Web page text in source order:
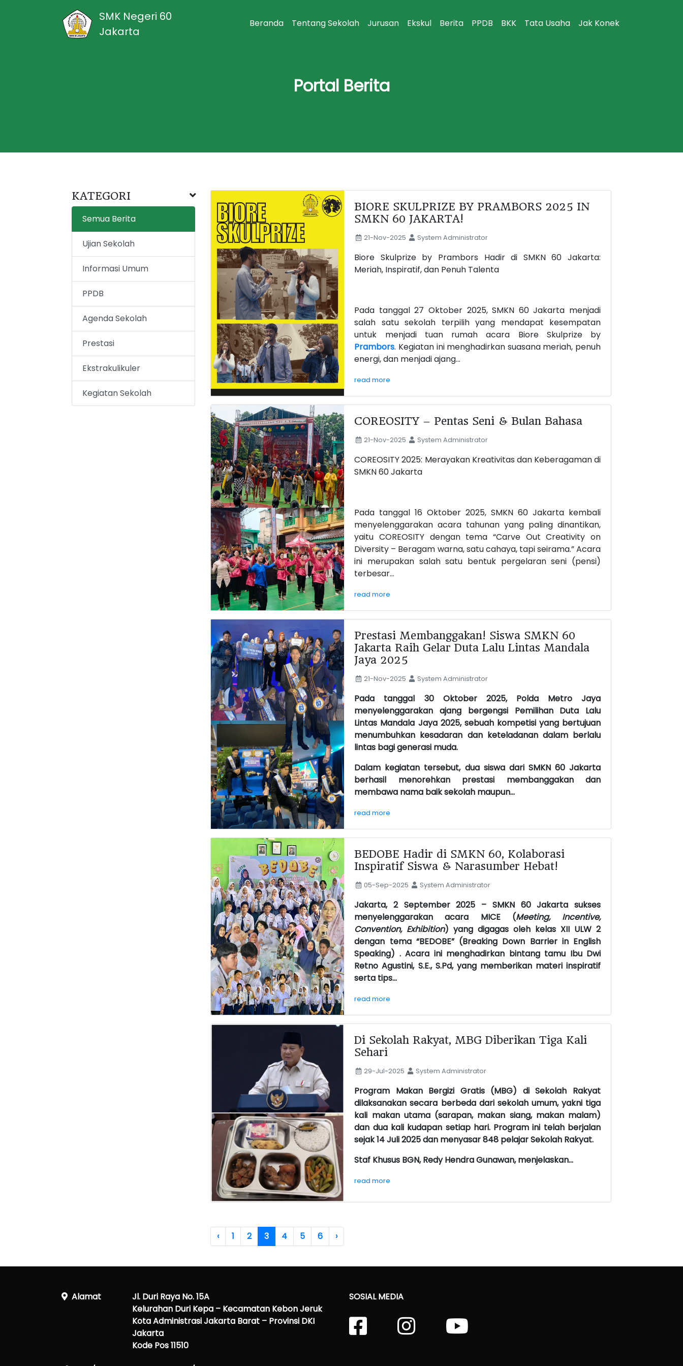
SMK Negeri 60
Jakarta
Beranda Tentang Sekolah Jurusan Ekskul Berita PPDB BKK Tata Usaha Jak Konek
Portal Berita
KATEGORI
Semua Berita
Ujian Sekolah
Informasi Umum
PPDB
Agenda Sekolah
Prestasi
Ekstrakulikuler
Kegiatan Sekolah
BIORE SKULPRIZE BY PRAMBORS 2025 IN
SMKN 60 JAKARTA!
21-Nov-2025 System Administrator
Biore Skulprize by Prambors Hadir di SMKN 60 Jakarta:
Meriah, Inspiratif, dan Penuh Talenta
Pada tanggal 27 Oktober 2025, SMKN 60 Jakarta menjadi
salah satu sekolah terpilih yang mendapat kesempatan
untuk menjadi tuan rumah acara Biore Skulprize by
Prambors. Kegiatan ini menghadirkan suasana meriah, penuh
energi, dan menjadi ajang...
read more
COREOSITY – Pentas Seni & Bulan Bahasa
21-Nov-2025 System Administrator
COREOSITY 2025: Merayakan Kreativitas dan Keberagaman di
SMKN 60 Jakarta
Pada tanggal 16 Oktober 2025, SMKN 60 Jakarta kembali
menyelenggarakan acara tahunan yang paling dinantikan,
yaitu COREOSITY dengan tema “Carve Out Creativity on
Diversity – Beragam warna, satu cahaya, tapi seirama.” Acara
ini merupakan salah satu bentuk pergelaran seni (pensi)
terbesar...
read more
Prestasi Membanggakan! Siswa SMKN 60
Jakarta Raih Gelar Duta Lalu Lintas Mandala
Jaya 2025
21-Nov-2025 System Administrator
Pada tanggal 30 Oktober 2025, Polda Metro Jaya
menyelenggarakan ajang bergengsi Pemilihan Duta Lalu
Lintas Mandala Jaya 2025, sebuah kompetisi yang bertujuan
menumbuhkan kesadaran dan keteladanan dalam berlalu
lintas bagi generasi muda.
Dalam kegiatan tersebut, dua siswa dari SMKN 60 Jakarta
berhasil menorehkan prestasi membanggakan dan
membawa nama baik sekolah maupun...
read more
BEDOBE Hadir di SMKN 60, Kolaborasi
Inspiratif Siswa & Narasumber Hebat!
05-Sep-2025 System Administrator
Jakarta, 2 September 2025 – SMKN 60 Jakarta sukses
menyelenggarakan acara MICE (Meeting, Incentive,
Convention, Exhibition) yang digagas oleh kelas XII ULW 2
dengan tema “BEDOBE” (Breaking Down Barrier in English
Speaking) . Acara ini menghadirkan bintang tamu Ibu Dwi
Retno Agustini, S.E., S.Pd, yang memberikan materi inspiratif
serta tips...
read more
Di Sekolah Rakyat, MBG Diberikan Tiga Kali
Sehari
29-Jul-2025 System Administrator
Program Makan Bergizi Gratis (MBG) di Sekolah Rakyat
dilaksanakan secara berbeda dari sekolah umum, yakni tiga
kali makan utama (sarapan, makan siang, makan malam)
dan dua kali kudapan setiap hari. Program ini telah berjalan
sejak 14 Juli 2025 dan menyasar 848 pelajar Sekolah Rakyat.
Staf Khusus BGN, Redy Hendra Gunawan, menjelaskan...
read more
‹ 1 2 3 4 5 6 ›
Alamat
Jl. Duri Raya No. 15A
Kelurahan Duri Kepa – Kecamatan Kebon Jeruk
Kota Administrasi Jakarta Barat – Provinsi DKI
Jakarta
Kode Pos 11510
SOSIAL MEDIA